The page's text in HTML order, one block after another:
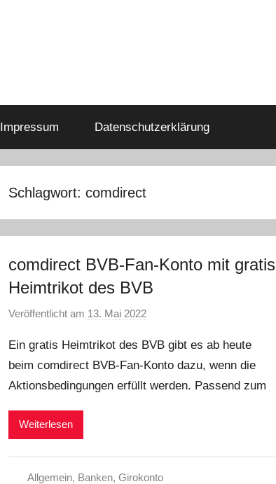
Impressum Datenschutzerklärung
Schlagwort: comdirect
comdirect BVB-Fan-Konto mit gratis
Heimtrikot des BVB
Veröffentlicht am 13. Mai 2022v
n
a
d
Ein gratis Heimtrikot des BVB gibt es ab heute
beim comdirect BVB-Fan-Konto dazu, wenn die
Aktionsbedingungen erfüllt werden. Passend zum
Weiterlesen
Allgemein, Banken,Girokonto